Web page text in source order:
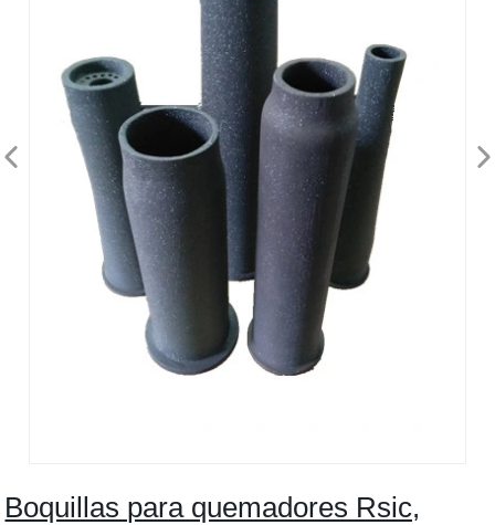
Boquillas para quemadores Rsic,